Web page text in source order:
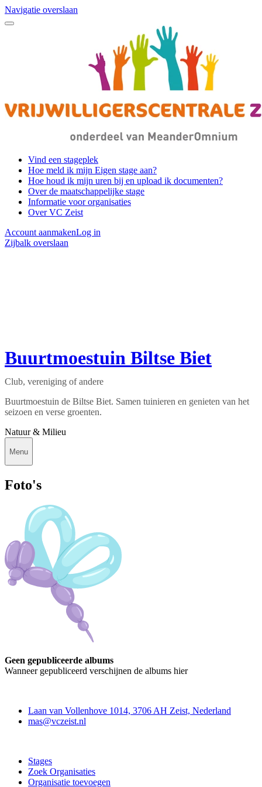
Navigatie overslaan
Vind een stageplek
Hoe meld ik mijn Eigen stage aan?
Hoe houd ik mijn uren bij en upload ik documenten?
Over de maatschappelijke stage
Informatie voor organisaties
Over VC Zeist
Account aanmakenLog in
Zijbalk overslaan
Buurtmoestuin Biltse Biet
Club, vereniging of andere
Buurtmoestuin de Biltse Biet. Samen tuinieren en genieten van het
seizoen en verse groenten.
Natuur & Milieu
Menu
Foto's
Geen gepubliceerde albums
Wanneer gepubliceerd verschijnen de albums hier
Laan van Vollenhove 1014, 3706 AH Zeist, Nederland
mas@vczeist.nl
Stages
Zoek Organisaties
Organisatie toevoegen